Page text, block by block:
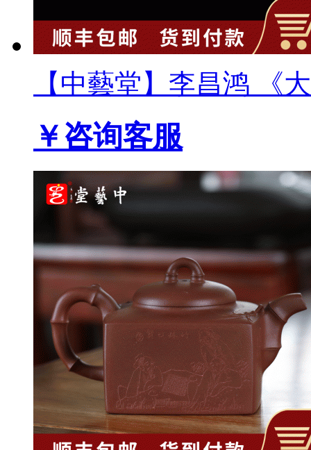
【中藝堂】李昌鸿 《
￥咨询客服